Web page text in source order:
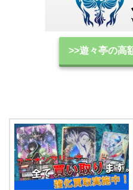
>>遊々亭の高